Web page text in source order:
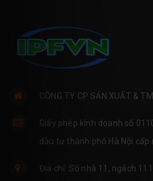
CÔNG TY CP SẢN XUẤT &
Giấy phép kinh doanh số
đầu tư thành phố Hà Nội
Địa chỉ: Số nhà 11, ngách